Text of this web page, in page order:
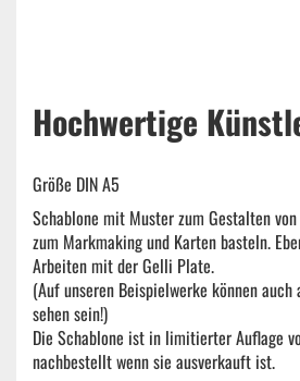
Hochwertige
Größe DIN A5
Schablone mit Muster zum Gestalten
zum Markmaking und Karten basteln.
Arbeiten mit der Gelli Plate.
(Auf unseren Beispielwerke können auch
sehen sein!)
Die Schablone ist in limitierter Auflage
nachbestellt wenn sie ausverkauft ist.